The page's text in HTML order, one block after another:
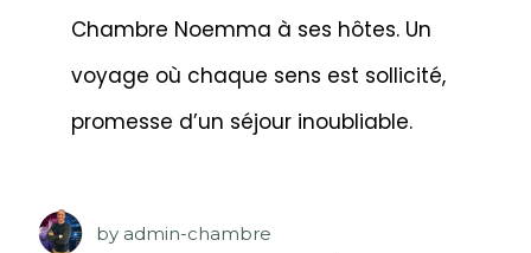
Chambre Noemma à ses hôtes. Un
voyage où chaque sens est sollicité,
promesse d’un séjour inoubliable.
by admin-chambre